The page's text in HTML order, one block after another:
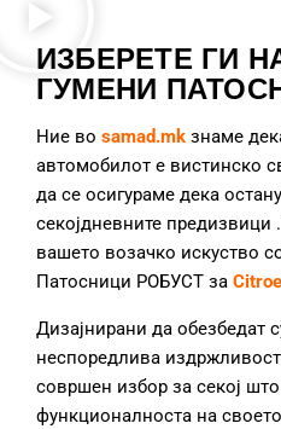
ИЗБЕРЕТЕ ГИ
ГУМЕНИ
Ние во samad.mk знаме
автомобилот е вистинско
да се осигураме дека
секојдневните предизвици
вашето возачко искуство
Патосници РОБУСТ за
Дизајнирани да обезбедат
неспоредлива
совршен избор за секој
функционалноста на